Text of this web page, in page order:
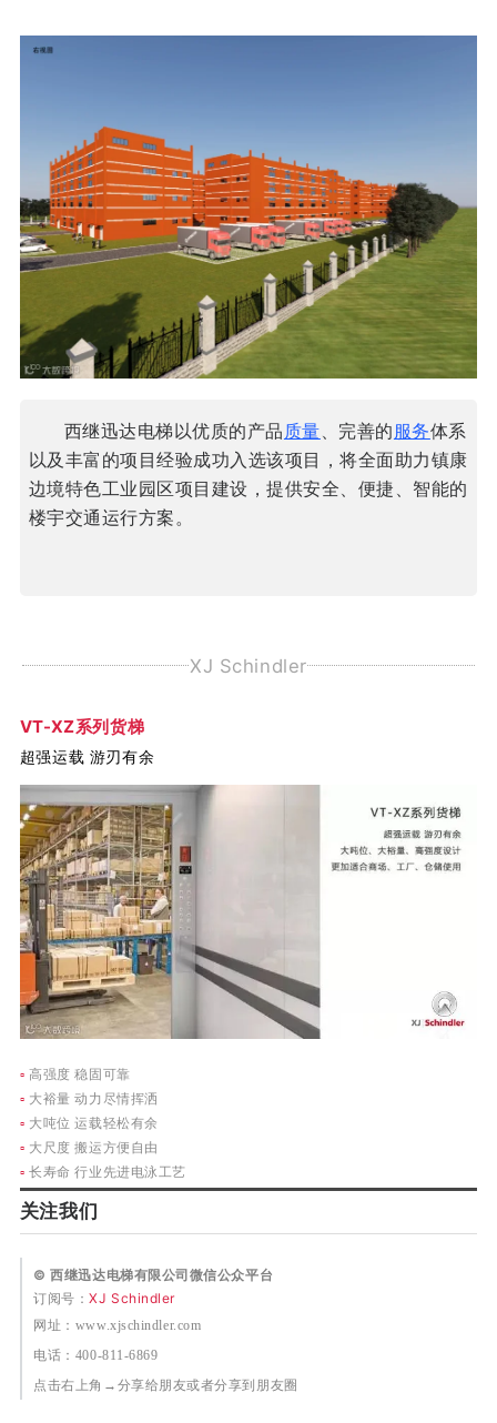
西继迅达电梯以优质的产品 质量 、完善的 服务体系
以及丰富的项目经验成功入选该项目，将全面助力镇康
边境特色工业园区项目建设 ，提供安全、便捷、智能的
楼宇交通运行方案。
XJ Schindler
VT-XZ系列货梯
超强运载 游刃有余
▫高强度 稳固可靠
▫ 大裕量 动力尽情挥洒
▫ 大吨位 运载轻松有余
▫ 大尺度 搬运方便自由
▫长寿命 行业先进电泳工艺
关注我们
© 西继迅达电梯有限公司微信公众平台
订阅号：XJ Schindler
网址：www.xjschindler.com
电话：400-811-6869
点击右上角→分享给朋友或者分享到朋友圈